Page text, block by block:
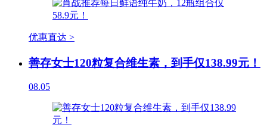
优惠直达 >
善存女士120粒复合维生素，到手仅138.99元！
08.05